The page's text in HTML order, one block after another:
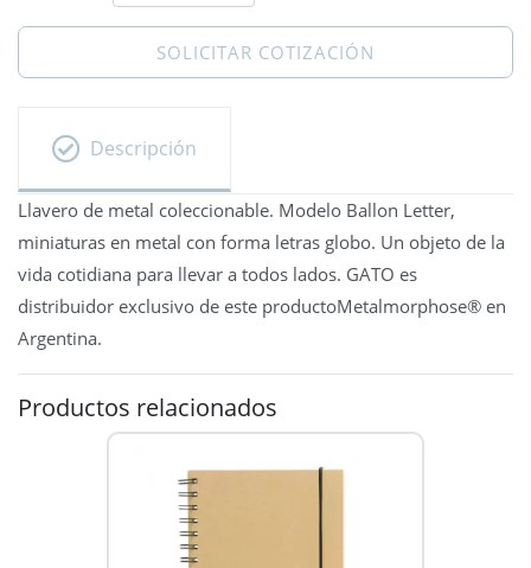
SOLICITAR COTIZACIÓN
Descripción
Llavero de metal coleccionable. Modelo Ballon Letter,
miniaturas en metal con forma letras globo. Un objeto de la
vida cotidiana para llevar a todos lados. GATO es
distribuidor exclusivo de este productoMetalmorphose® en
Argentina.
Productos relacionados